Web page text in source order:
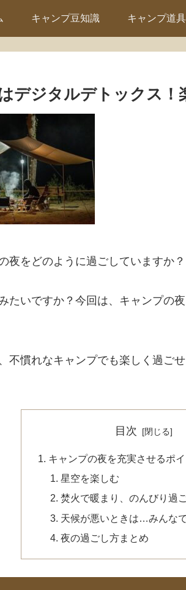
キャンプ豆知識 キャンプ道具
デジタルデトックス！
夜をどのように過ごしていますか？
たいですか？今回は、キャンプの
不慣れなキャンプでも楽しく過ご
目次
キャンプの夜を充実させるポ
星空を楽しむ
焚火で暖まり、のんびり過
天候が悪いときは…みんな
夜の過ごし方まとめ